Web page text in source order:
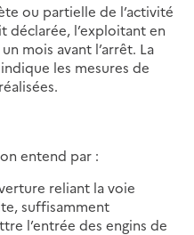
ou partielle de l’activité
déclarée, l’exploitant en
mois avant l’arrêt. La
les mesures de
entend par :
reliant la voie
suffisamment
l’entrée des engins de